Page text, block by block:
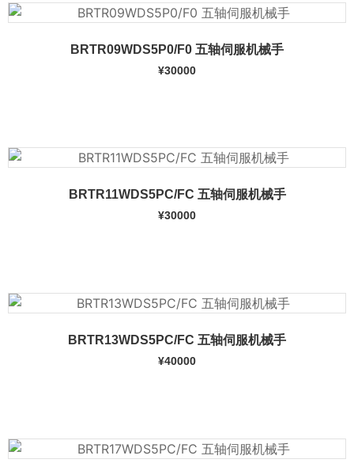
BRTR09WDS5P0/F0 五轴伺服机械手
¥30000
BRTR11WDS5PC/FC 五轴伺服机械手
¥30000
BRTR13WDS5PC/FC 五轴伺服机械手
¥40000